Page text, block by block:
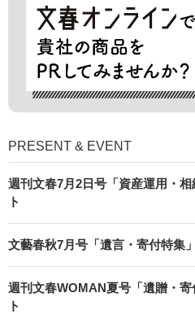
PRESENT & EVENT
週刊文春7月2日号「資産運用・
ト
文藝春秋7月号「遺言・寄付特集
週刊文春WOMAN夏号「遺贈・
ト